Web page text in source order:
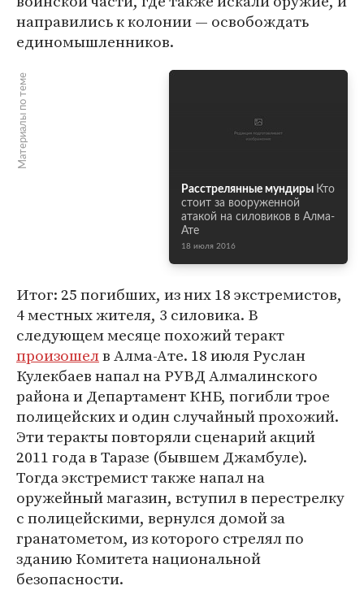
направились к колонии — освобождать
единомышленников.
Материалы по теме
Расстрелянные мундиры Кто
стоит за вооруженной
атакой на силовиков в Алма-
Ате
18 июля 2016
Итог: 25 погибших, из них 18 экстремистов,
4 местных жителя, 3 силовика. В
следующем месяце похожий теракт
произошелв Алма-Ате. 18 июля Руслан
Кулекбаев напал на РУВД Алмалинского
района и Департамент КНБ, погибли трое
полицейских и один случайный прохожий.
Эти теракты повторяли сценарий акций
2011 года в Таразе (бывшем Джамбуле).
Тогда экстремист также напал на
оружейный магазин, вступил в перестрелку
с полицейскими, вернулся домой за
гранатометом, из которого стрелял по
зданию Комитета национальной
безопасности.